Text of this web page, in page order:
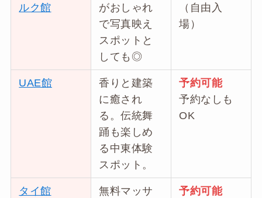
ルク館
がおしゃれ
で写真映え
スポットと
しても◎
（自由入
場）
UAE館
香りと建築
に癒され
る。伝統舞
踊も楽しめ
る中東体験
スポット。
予約可能
予約なしも
OK
タイ館 無料マッサ 予約可能